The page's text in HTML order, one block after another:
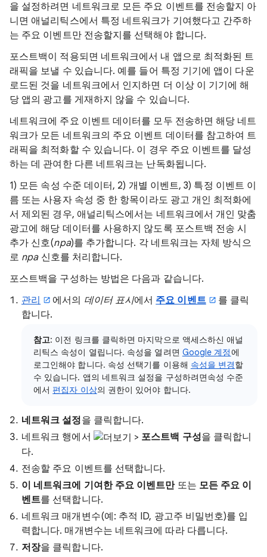
을 설정하려면 네트워크로 모든 주요 이벤트를 전송할지 아
니면 애널리틱스에서 특정 네트워크가 기여했다고 간주하
는 주요 이벤트만 전송할지를 선택해야 합니다.
포스트백이 적용되면 네트워크에서 내 앱으로 최적화된 트
래픽을 보낼 수 있습니다. 예를 들어 특정 기기에 앱이 다운
로드된 것을 네트워크에서 인지하면 더 이상 이 기기에 해
당 앱의 광고를 게재하지 않을 수 있습니다.
네트워크에 주요 이벤트 데이터를 모두 전송하면 해당 네트
워크가 모든 네트워크의 주요 이벤트 데이터를 참고하여 트
래픽을 최적화할 수 있습니다. 이 경우 주요 이벤트를 달성
하는 데 관여한 다른 네트워크는 난독화됩니다.
1) 모든 속성 수준 데이터, 2) 개별 이벤트, 3) 특정 이벤트 이
름 또는 사용자 속성 중 한 항목이라도 광고 개인 최적화에
서 제외된 경우, 애널리틱스에서는 네트워크에서 개인 맞춤
광고에 해당 데이터를 사용하지 않도록 포스트백 전송 시
추가 신호(npa)를 추가합니다. 각 네트워크는 자체 방식으
로 npa신호를 처리합니다.
포스트백을 구성하는 방법은 다음과 같습니다.
관리
에서의 데이터 표시에서 주요 이벤트
를 클릭
합니다.
참고: 이전 링크를 클릭하면 마지막으로 액세스하신 애널
리틱스 속성이 열립니다. 속성을 열려면 Google 계정에
로그인해야 합니다. 속성 선택기를 이용해 속성을 변경할
수 있습니다. 앱의 네트워크 설정을 구성하려면속성 수준
에서편집자 이상의 권한이 있어야 합니다.
네트워크 설정을 클릭합니다.
네트워크 행에서
> 포스트백 구성을 클릭합니
다.
전송할 주요 이벤트를 선택합니다.
이 네트워크에 기여한 주요 이벤트만또는 모든 주요 이
벤트를 선택합니다.
네트워크 매개변수(예: 추적 ID, 광고주 비밀번호)를 입
력합니다. 매개변수는 네트워크에 따라 다릅니다.
저장을 클릭합니다.